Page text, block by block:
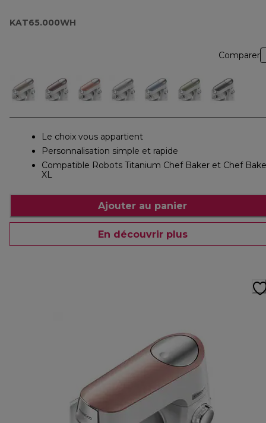
KAT65.000WH
Comparer
Le choix vous appartient
Personnalisation simple et rapide
Compatible Robots Titanium Chef Baker et Chef
XL
Ajouter au panier
En découvrir plus